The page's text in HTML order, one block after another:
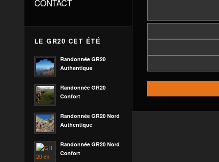
CONTACT
LE GR20 CET ÉTÉ
Randonnée GR20
Authentique
Randonnée GR20
Confort
Randonnée GR20 Nord
Authentique
Randonnée GR20 Nord
Confort